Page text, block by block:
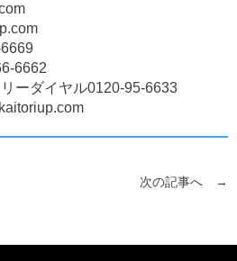
ーダイヤル0120-95-6633
次の記事へ →